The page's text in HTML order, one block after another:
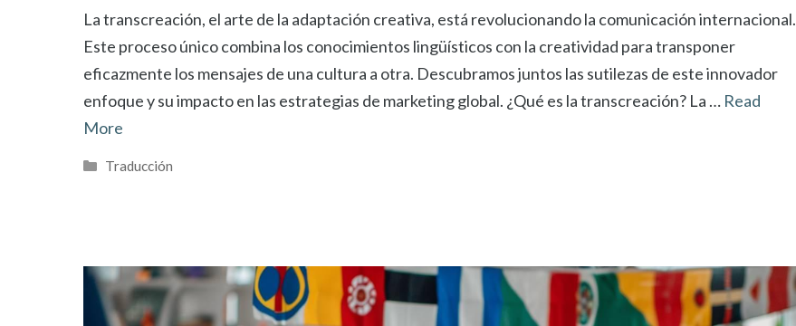
La transcreación, el arte de la adaptación creativa, está revolucionando la comunicación internacional.
Este proceso único combina los conocimientos lingüísticos con la creatividad para transponer
eficazmente los mensajes de una cultura a otra. Descubramos juntos las sutilezas de este innovador
enfoque y su impacto en las estrategias de marketing global. ¿Qué es la transcreación? La … Read
More
Categorías
Traducción